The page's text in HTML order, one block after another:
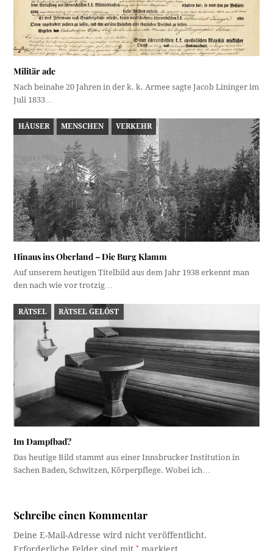
Militär ade
Nach beinahe 20 Jahren in der k. k. Armee sagte Jacob Lininger im
Juli 1833…
HÄUSER MENSCHEN VERKEHR
Hinaus ins Oberland – Die Burg Klamm
Auf unserem heutigen Titelbild aus dem Jahr 1938 erkennt man
den nach wie vor trotzig…
RÄTSEL RÄTSEL GELÖST
Im Dampfbad?
Das heutige Bild stammt aus einer Innsbrucker Institution in
Sachen Baden, Schwitzen, Körperpflege. Wobei ich…
Schreibe einen Kommentar
Deine E-Mail-Adresse wird nicht veröffentlicht.
*